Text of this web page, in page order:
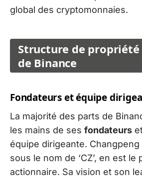
global des cryptomonnaies.
Structure de
de Binance
Fondateurs et équipe
La majorité des parts de
les mains de ses fondateurs
équipe dirigeante. Changpeng
sous le nom de ‘CZ’, en est le
actionnaire. Sa vision et son